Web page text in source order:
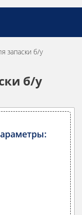
запаски б/у
б/у